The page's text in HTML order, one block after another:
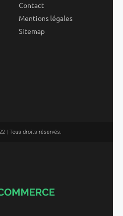
Contact
Mentions légales
Sitemap
| Tous droits réservés.